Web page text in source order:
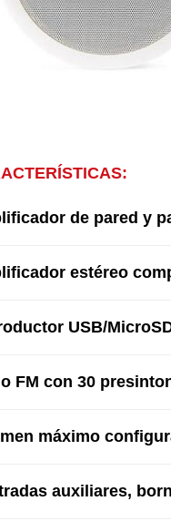
de pared y
estéreo
USB/
FM con 30
máximo
auxiliares,